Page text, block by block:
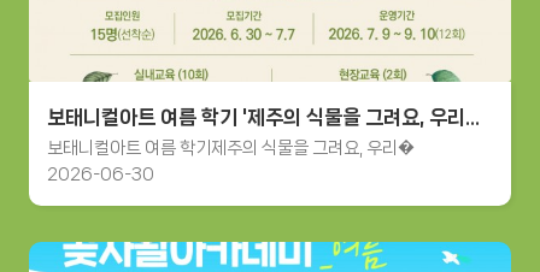
보태니컬아트 여름 학기 '제주의 식물을 그려요, 우리들의...
보태니컬아트 여름 학기제주의 식물을 그려요, 우리�
2026-06-30